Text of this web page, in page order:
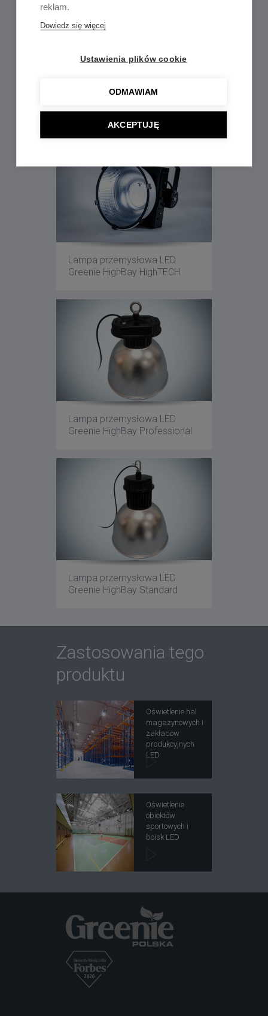
reklam.
Dowiedz się więcej
Ustawienia plików cookie
ODMAWIAM
AKCEPTUJĘ
Greenie – seria HighBay IN
Lampa przemysłowa LED
Greenie HighBay HighTECH
Lampa przemysłowa LED
Greenie HighBay Professional
Lampa przemysłowa LED
Greenie HighBay Standard
Zastosowania tego
produktu
Oświetlenie hal
magazynowych i
zakładów
produkcyjnych
LED
Oświetlenie
obiektów
sportowych i
boisk LED